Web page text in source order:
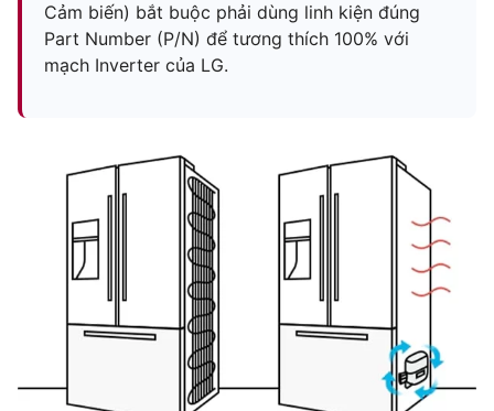
Cảm biến) bắt buộc phải dùng linh kiện đúng
Part Number (P/N) để tương thích 100% với
mạch Inverter của LG.